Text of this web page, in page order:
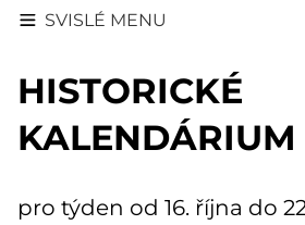
SVISLÉ MENU
HISTORICKÉ
KALENDÁRIUM
pro týden od 16. října do